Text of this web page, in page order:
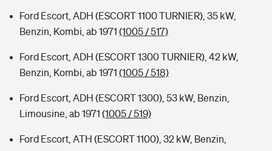
Ford Escort, ADH (ESCORT 1100 TURNIER), 35 kW,
Benzin, Kombi, ab 1971 (1005 / 517)
Ford Escort, ADH (ESCORT 1300 TURNIER), 42 kW,
Benzin, Kombi, ab 1971 (1005 / 518)
Ford Escort, ADH (ESCORT 1300), 53 kW, Benzin,
Limousine, ab 1971 (1005 / 519)
Ford Escort, ATH (ESCORT 1100), 32 kW, Benzin,